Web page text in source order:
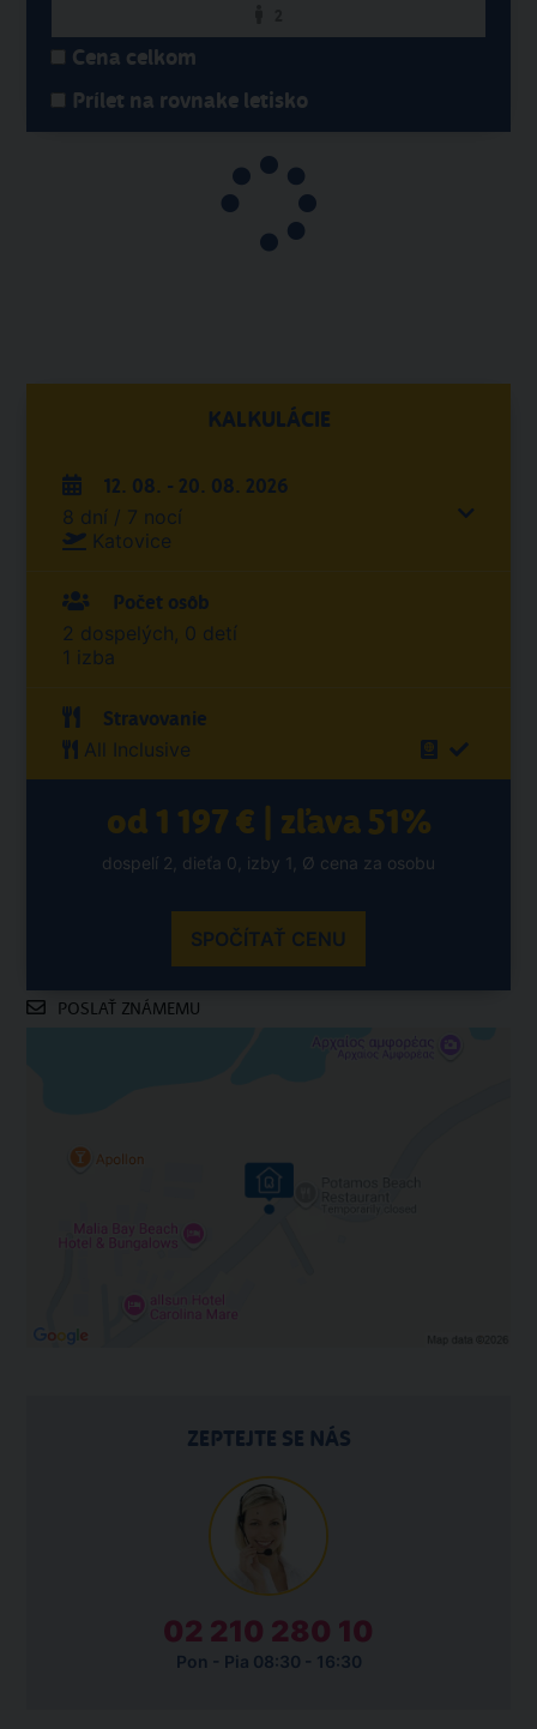
Cena celkom
Prílet na rovnake letisko
KALKULÁCIE
12. 08. - 20. 08. 2026
8 dní / 7 nocí
Katovice
Počet osôb
2 dospelých, 0 detí
1 izba
Stravovanie
All Inclusive
od 1 197 € | zľava 51%
dospelí 2, dieťa 0, izby 1, Ø cena za osobu
SPOČÍTAŤ CENU
POSLAŤ ZNÁMEMU
ZEPTEJTE SE NÁS
02 210 280 10
Pon - Pia 08:30 - 16:30